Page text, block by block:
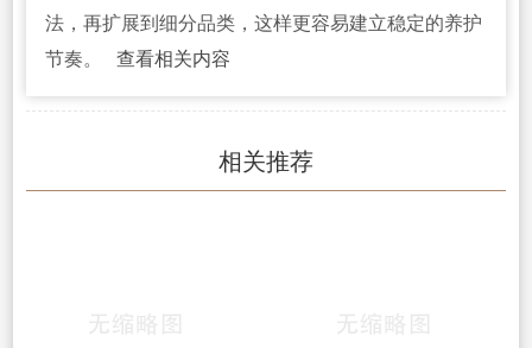
法，再扩展到细分品类，这样更容易建立稳定的养护
节奏。
查看相关内容
相关推荐